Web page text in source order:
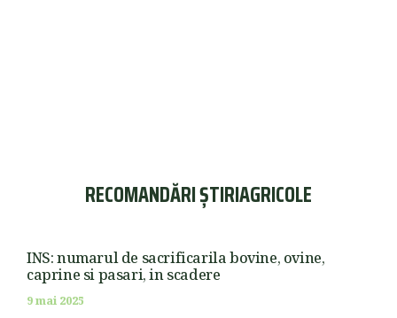
RECOMANDĂRI ȘTIRIAGRICOLE
INS: numarul de sacrificarila bovine, ovine,
caprine si pasari, in scadere
9 mai 2025